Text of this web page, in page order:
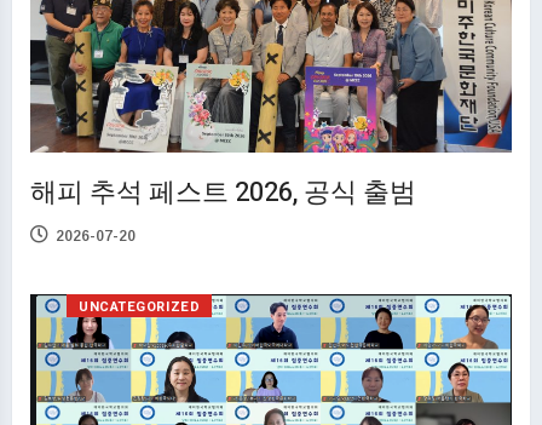
해피 추석 페스트 2026, 공식 출범
2026-07-20
UNCATEGORIZED